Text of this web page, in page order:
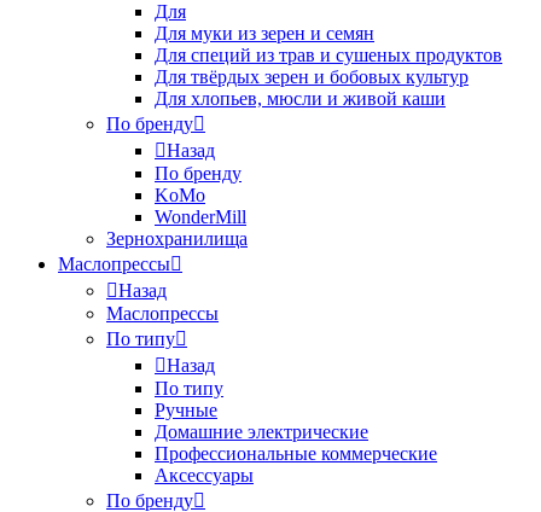
Для
Для муки из зерен и семян
Для специй из трав и сушеных продуктов
Для твёрдых зерен и бобовых культур
Для хлопьев, мюсли и живой каши
По бренду
Назад
По бренду
KoMo
WonderMill
Зернохранилища
Маслопрессы
Назад
Маслопрессы
По типу
Назад
По типу
Ручные
Домашние электрические
Профессиональные коммерческие
Аксессуары
По бренду